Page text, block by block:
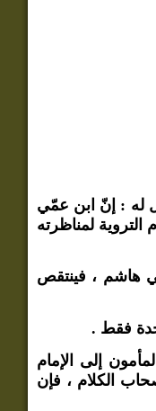
له : إنّ ابن عمّي
لمناظرته
هاشم ، فينتقص
فقط .
إلى الإمام
الكلام ، فإن